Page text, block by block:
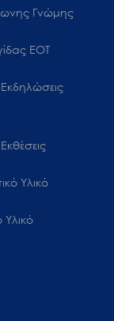
Γνώμης
ΕΟΤ
Υλικό